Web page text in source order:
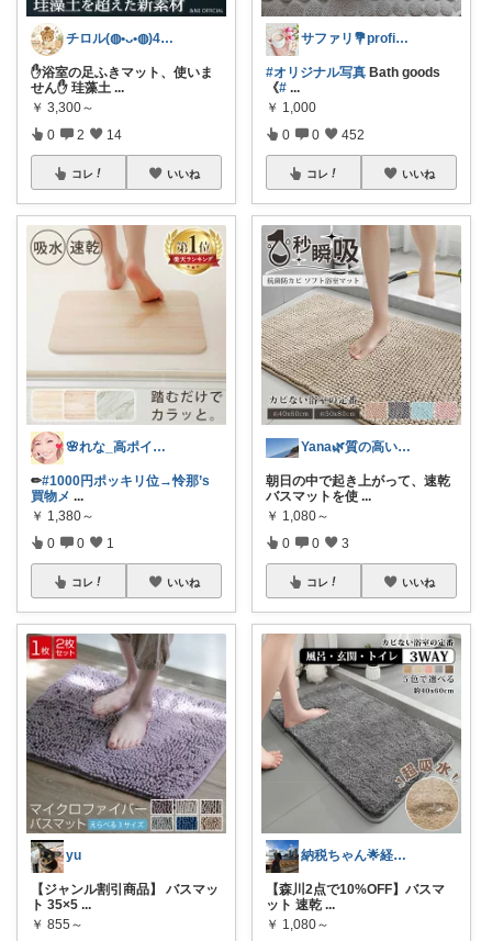
チロル(◍•ᴗ•◍)40代ワーママ🎵
✋浴室の足ふきマット、使いま
せん✋ 珪藻土 ...
￥ 3,300～
0 2 14
コレ いいね
🌸れな_高ポイントday🛒♩◡̈*
✏︎#1000円ポッキリ位→怜那’s
買物メ ...
￥ 1,380～
0 0 1
コレ いいね
yu
【ジャンル割引商品】 バスマッ
ト 35×5 ...
￥ 855～
サファリ‎💐profileにてお礼
#オリジナル写真 Bath goods
《# ...
￥ 1,000
0 0 452
コレ いいね
Yana🌿質の高い暮らしのROOM
朝日の中で起き上がって、速乾
バスマットを使 ...
￥ 1,080～
0 0 3
コレ いいね
納税ちゃん🌟経由購入★
【森川2点で10%OFF】バスマ
ット 速乾 ...
￥ 1,080～